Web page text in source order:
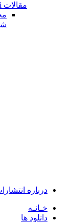
مقالات isi و گرفتن اکسپت
درباره
خـانـه
دانلود ها